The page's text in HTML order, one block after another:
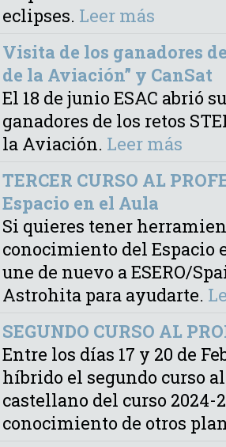
eclipses. Leer más
Visita de los ganadores
de la Aviación” y CanSat
El 18 de junio ESAC abrió
ganadores de los retos
la Aviación. Leer más
TERCER CURSO AL
Espacio en el Aula
Si quieres tener
conocimiento del Espacio
une de nuevo a ESERO/
Astrohita para ayudarte.
SEGUNDO CURSO AL
Entre los días 17 y 20 de
híbrido el segundo curso al
castellano del curso
conocimiento de otros